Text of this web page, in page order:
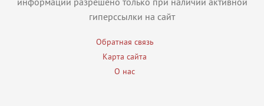
информации разрешено только при наличии активной
гиперссылки на сайт
Обратная связь
Карта сайта
О нас